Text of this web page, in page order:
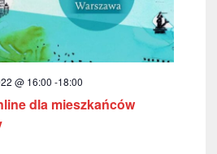
o
w
s
j
a
@ 16:00 -18:00
dla mieszkańców